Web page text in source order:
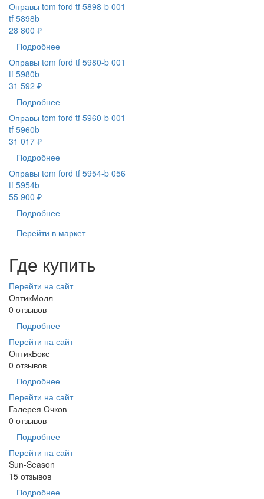
Оправы tom ford tf 5898-b 001
tf 5898b
28 800 ₽
Подробнее
Оправы tom ford tf 5980-b 001
tf 5980b
31 592 ₽
Подробнее
Оправы tom ford tf 5960-b 001
tf 5960b
31 017 ₽
Подробнее
Оправы tom ford tf 5954-b 056
tf 5954b
55 900 ₽
Подробнее
Перейти в маркет
Где купить
Перейти на сайт
ОптикМолл
0 отзывов
Подробнее
Перейти на сайт
ОптикБокс
0 отзывов
Подробнее
Перейти на сайт
Галерея Очков
0 отзывов
Подробнее
Перейти на сайт
Sun-Season
15 отзывов
Подробнее